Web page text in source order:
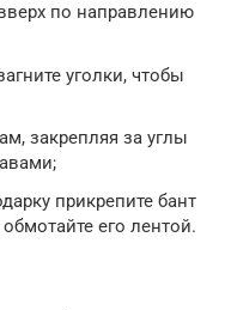
по направлению
уголки, чтобы
закрепляя за углы
прикрепите бант
его лентой.